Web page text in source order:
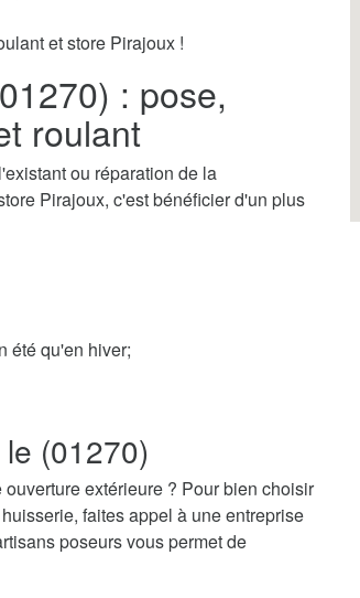
et store Pirajoux !
: pose,
roulant
ou réparation de la
Pirajoux, c'est bénéficier d'un plus
été qu'en hiver;
(01270)
extérieure ? Pour bien choisir
faites appel à une entreprise
poseurs vous permet de